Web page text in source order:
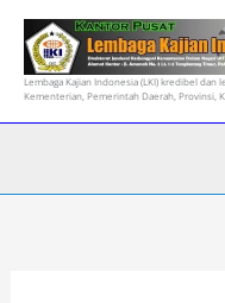
Lewati
konten
Lembaga Kajian Indonesia (LKI) kredibel dan
Kementerian, Pemerintah Daerah, Provinsi,